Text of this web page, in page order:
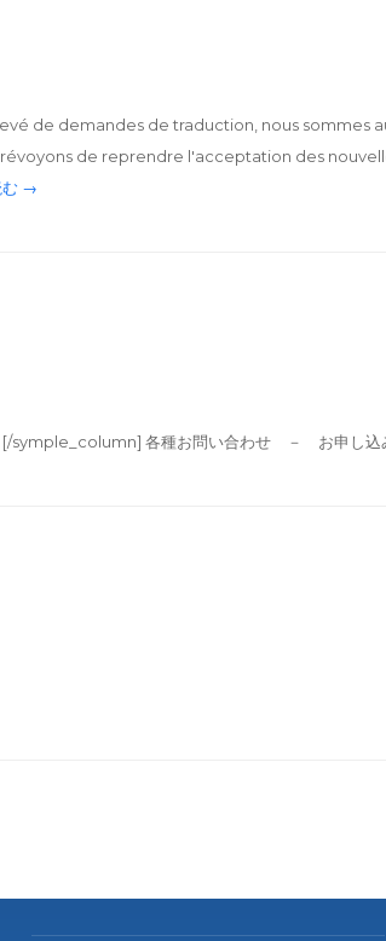
de demandes de traduction, nous sommes
de reprendre l'acceptation des
む →
各種お問い合わせ － お申し込